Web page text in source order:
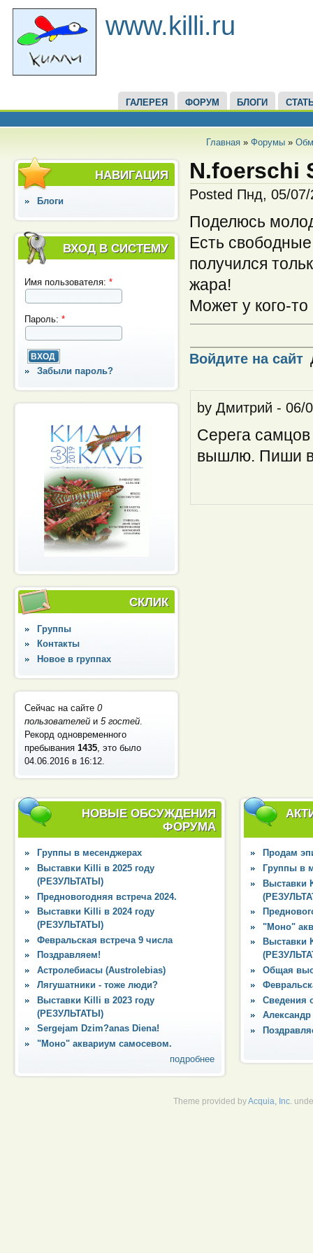
www.killi.ru
ГАЛЕРЕЯ ФОРУМ БЛОГИ
Главная» Форумы»
НАВИГАЦИЯ
Блоги
ВХОД В СИСТЕМУ
Имя пользователя:*
Пароль:*
Забыли пароль?
СКЛИК
Группы
Контакты
Новое в группах
Сейчас на сайте0
пользователей и5 гостей
Рекорд одновременного
пребывания1435 , это было
04.06.2016 в 16:12
N.foerschi
Posted Пнд, 05/
Поделюсь
Есть
получился
жара!
Может у кого-
Войдите на сайт
byДмитрий -06/
Серега
вышлю. Пиши в
НОВЫЕ ОБСУЖДЕНИЯ
ФОРУМА
Группы в месенджерах
Выставки Killi в 2025 году
(РЕЗУЛЬТАТЫ)
Предновогодняя встреча 2024.
Выставки Killi в 2024 году
(РЕЗУЛЬТАТЫ)
Февральская встреча 9 числа
Поздравляем!
Астролебиасы (Austrolebias)
Лягушатники - тоже люди?
Выставки Killi в 2023 году
(РЕЗУЛЬТАТЫ)
Sergejam Dzim?anas Diena!
"Моно" аквариум самосевом.
подробнее
Продам
Группы в
Выставки
"Моно"
Выставки
Общая
Сведения
Theme provided byAcquia, Inc.